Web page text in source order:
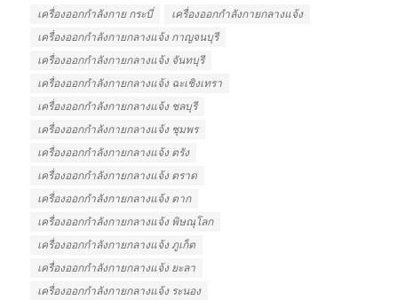
เครื่องออกกำลังกาย กระบี่
เครื่องออกกำลังกายกลางแจ้ง
เครื่องออกกำลังกายกลางแจ้ง กาญจนบุรี
เครื่องออกกำลังกายกลางแจ้ง จันทบุรี
เครื่องออกกำลังกายกลางแจ้ง ฉะเชิงเทรา
เครื่องออกกำลังกายกลางแจ้ง ชลบุรี
เครื่องออกกำลังกายกลางแจ้ง ชุมพร
เครื่องออกกำลังกายกลางแจ้ง ตรัง
เครื่องออกกำลังกายกลางแจ้ง ตราด
เครื่องออกกำลังกายกลางแจ้ง ตาก
เครื่องออกกำลังกายกลางแจ้ง พิษณุโลก
เครื่องออกกำลังกายกลางแจ้ง ภูเก็ต
เครื่องออกกำลังกายกลางแจ้ง ยะลา
เครื่องออกกำลังกายกลางแจ้ง ระนอง